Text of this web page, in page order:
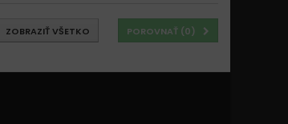
POROVNAŤ (0)
ZOBRAZIŤ VŠETKO